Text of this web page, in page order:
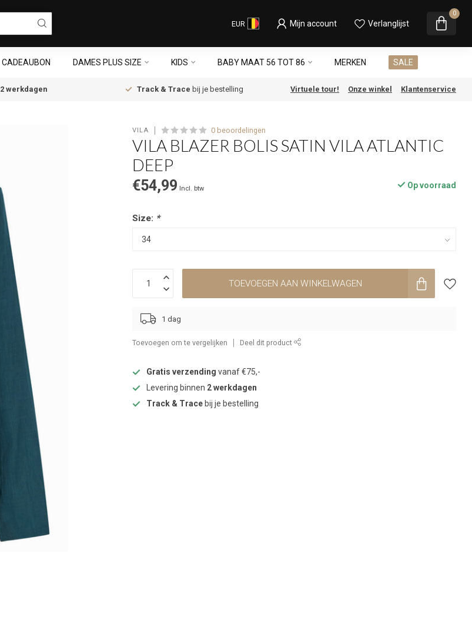
EUR Mijn account Verlanglijst
0
CADEAUBON DAMES PLUS SIZE KIDS BABY MAAT 56 TOT 86 MERKEN SALE
2 werkdagen Track & Trace bij je bestelling Virtuele tour! Onze winkel Klantenservice
VILA 0 beoordelingen
VILA BLAZER BOLIS SATIN VILA ATLANTIC
DEEP
€54,99 Incl. btw Op voorraad
Size: *
TOEVOEGEN AAN WINKELWAGEN
1 dag
Toevoegen om te vergelijken Deel dit product
Gratis verzending vanaf €75,-
Levering binnen 2 werkdagen
Track & Trace bij je bestelling